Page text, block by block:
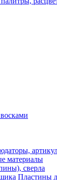
материалы
сверла
Пластины